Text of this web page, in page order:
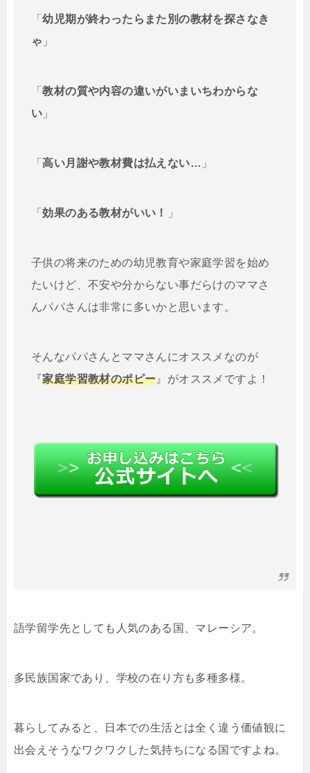
「幼児期が終わったらまた別の教材を探さなき
ゃ 」
「教材の質や内容の違いがいまいちわからな
い 」
「高い月謝や教材費は払えない… 」
「効果のある教材がいい！ 」
子供の将来のための幼児教育や家庭学習を始め
たいけど、不安や分からない事だらけのママさ
んパパさんは非常に多いかと思います。
そんなパパさんとママさんにオススメなのが
『家庭学習教材のポピー 』がオススメですよ！
語学留学先としても人気のある国、マレーシア。
多民族国家であり、学校の在り方も多種多様。
暮らしてみると、日本での生活とは全く違う価値観に
出会えそうなワクワクした気持ちになる国ですよね。